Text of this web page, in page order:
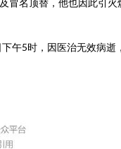
午5时，因医治无效病逝